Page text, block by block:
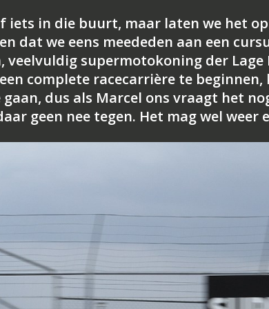
iets in die buurt, maar laten we het
dat we eens meededen aan een
veelvuldig supermotokoning der
complete racecarrière te
gaan, dus als Marcel ons vraagt het
geen nee tegen. Het mag wel weer